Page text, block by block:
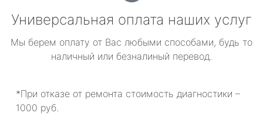
Универсальная оплата наших услуг
Мы берем оплату от Вас любыми способами, будь то
наличный или безналиный перевод.
*При отказе от ремонта стоимость диагностики –
1000 руб.